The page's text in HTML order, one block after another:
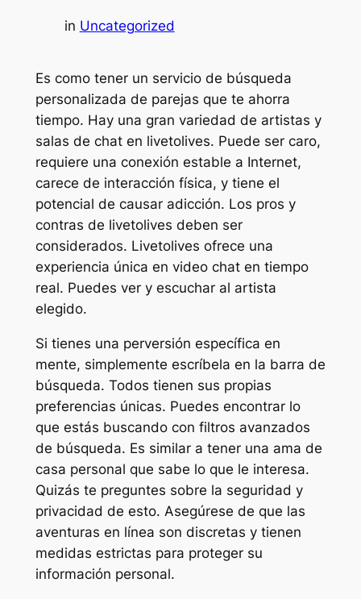
in Uncategorized
Es como tener un servicio de búsqueda
personalizada de parejas que te ahorra
tiempo. Hay una gran variedad de artistas y
salas de chat en livetolives. Puede ser caro,
requiere una conexión estable a Internet,
carece de interacción física, y tiene el
potencial de causar adicción. Los pros y
contras de livetolives deben ser
considerados. Livetolives ofrece una
experiencia única en video chat en tiempo
real. Puedes ver y escuchar al artista
elegido.
Si tienes una perversión específica en
mente, simplemente escríbela en la barra de
búsqueda. Todos tienen sus propias
preferencias únicas. Puedes encontrar lo
que estás buscando con filtros avanzados
de búsqueda. Es similar a tener una ama de
casa personal que sabe lo que le interesa.
Quizás te preguntes sobre la seguridad y
privacidad de esto. Asegúrese de que las
aventuras en línea son discretas y tienen
medidas estrictas para proteger su
información personal.